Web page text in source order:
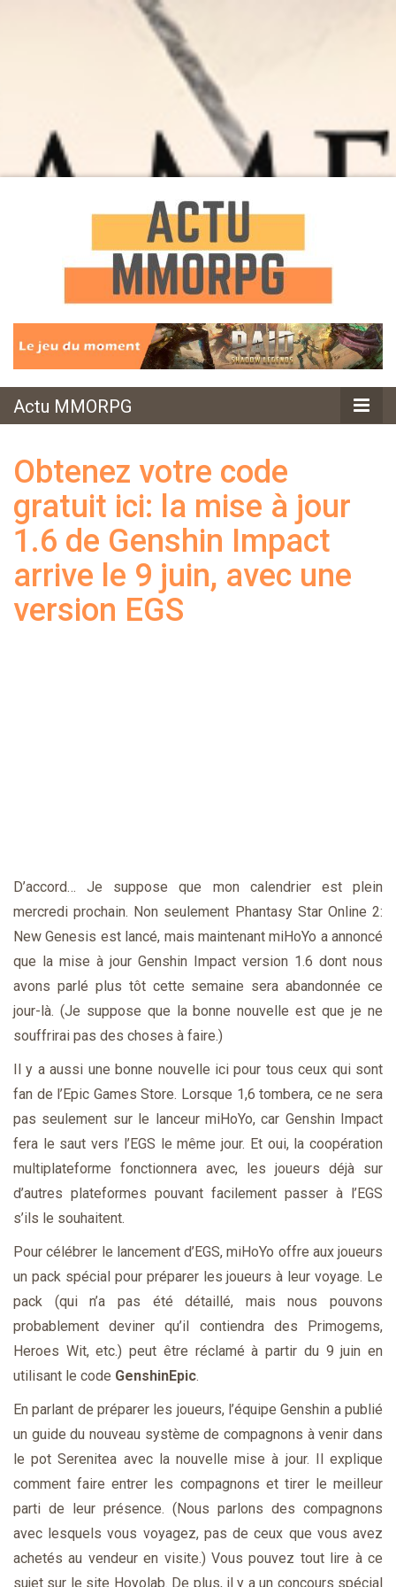
Actu
MMORPG
Actu MMORPG
Obtenez votre code
gratuit ici: la mise à jour
1.6 de Genshin Impact
arrive le 9 juin, avec une
version EGS
D’accord… Je suppose que mon calendrier est plein
mercredi prochain. Non seulement Phantasy Star Online 2:
New Genesis est lancé, mais maintenant miHoYo a annoncé
que la mise à jour Genshin Impact version 1.6 dont nous
avons parlé plus tôt cette semaine sera abandonnée ce
jour-là. (Je suppose que la bonne nouvelle est que je ne
souffrirai pas des choses à faire.)
Il y a aussi une bonne nouvelle ici pour tous ceux qui sont
fan de l’Epic Games Store. Lorsque 1,6 tombera, ce ne sera
pas seulement sur le lanceur miHoYo, car Genshin Impact
fera le saut vers l’EGS le même jour. Et oui, la coopération
multiplateforme fonctionnera avec, les joueurs déjà sur
d’autres plateformes pouvant facilement passer à l’EGS
s’ils le souhaitent.
Pour célébrer le lancement d’EGS, miHoYo offre aux joueurs
un pack spécial pour préparer les joueurs à leur voyage. Le
pack (qui n’a pas été détaillé, mais nous pouvons
probablement deviner qu’il contiendra des Primogems,
Heroes Wit, etc.) peut être réclamé à partir du 9 juin en
utilisant le code GenshinEpic.
En parlant de préparer les joueurs, l’équipe Genshin a publié
un guide du nouveau système de compagnons à venir dans
le pot Serenitea avec la nouvelle mise à jour. Il explique
comment faire entrer les compagnons et tirer le meilleur
parti de leur présence. (Nous parlons des compagnons
avec lesquels vous voyagez, pas de ceux que vous avez
achetés au vendeur en visite.) Vous pouvez tout lire à ce
sujet sur le site Hoyolab. De plus, il y a un concours spécial